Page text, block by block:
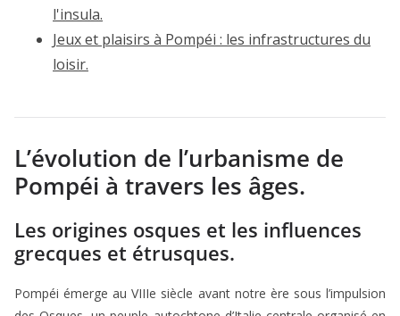
l'insula.
Jeux et plaisirs à Pompéi : les infrastructures du
loisir.
L’évolution de l’urbanisme de
Pompéi à travers les âges.
Les origines osques et les influences
grecques et étrusques.
Pompéi émerge au VIIIe siècle avant notre ère sous l’impulsion